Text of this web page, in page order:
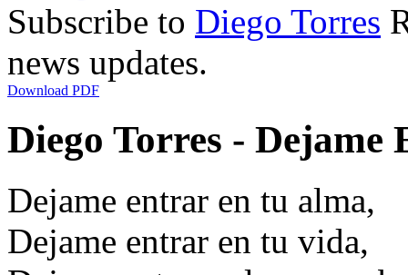
Subscribe to Diego Torres
news updates.
Download PDF
Diego Torres - Dejame
Dejame entrar en tu alma,
Dejame entrar en tu vida,